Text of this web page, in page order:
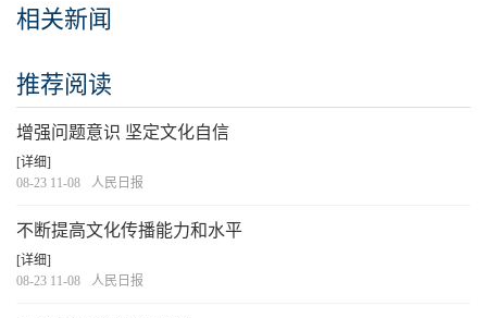
相关新闻
推荐阅读
增强问题意识 坚定文化自信
[详细]
08-23 11-08
人民日报
不断提高文化传播能力和水平
[详细]
08-23 11-08
人民日报